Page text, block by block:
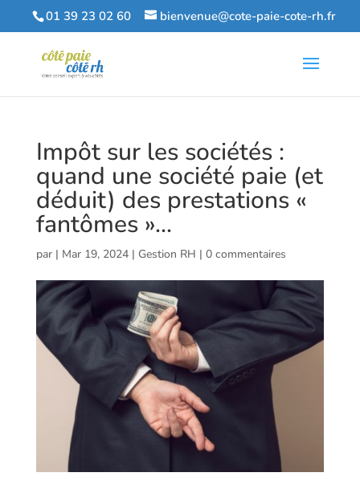
01 39 23 02 60 bienvenue@cote-paie-cote-rh.fr
Impôt sur les sociétés :
quand une société paie (et
déduit) des prestations «
fantômes »…
par | Mar 19, 2024| Gestion RH | 0 commentaires